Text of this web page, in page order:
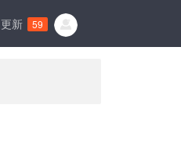
更新 59